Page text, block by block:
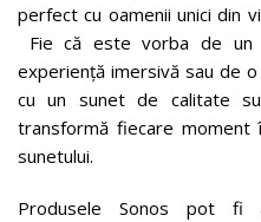
perfect cu oamenii unici din
Fie că este vorba de un
experiență imersivă sau de
cu un sunet de calitate
transformă fiecare
sunetului.
Produsele Sonos pot fi